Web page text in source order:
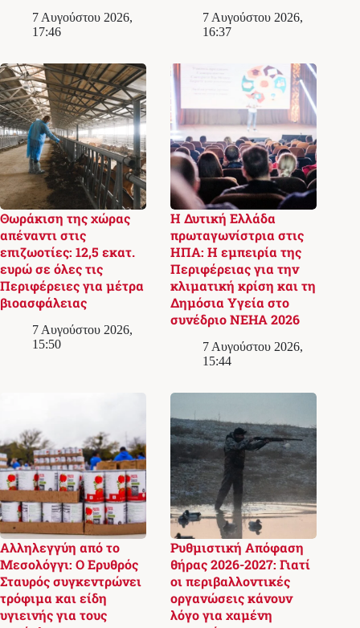
7 Αυγούστου 2026,
17:46
7 Αυγούστου 2026,
16:37
Θωράκιση της χώρας
απέναντι στις
επιζωοτίες: 12,5 εκατ.
ευρώ σε όλες τις
Περιφέρειες για μέτρα
βιοασφάλειας
7 Αυγούστου 2026,
15:50
Η Δυτική Ελλάδα
πρωταγωνίστρια στις
ΗΠΑ: Η εμπειρία της
Περιφέρειας για την
κλιματική κρίση και τη
Δημόσια Υγεία στο
συνέδριο NEHA 2026
7 Αυγούστου 2026,
15:44
Αλληλεγγύη από το
Μεσολόγγι: Ο Ερυθρός
Σταυρός συγκεντρώνει
τρόφιμα και είδη
υγιεινής για τους
Ρυθμιστική Απόφαση
θήρας 2026-2027: Γιατί
οι περιβαλλοντικές
οργανώσεις κάνουν
λόγο για χαμένη